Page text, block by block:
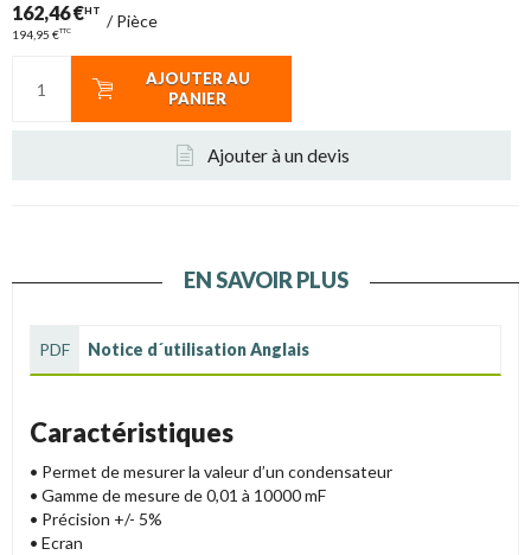
162,46 €HT
194,95 €TTC /Pièce
AJOUTER AU
PANIER
Ajouter à un devis
EN SAVOIR PLUS
PDF Notice d´utilisation Anglais
Caractéristiques
• Permet de mesurer la valeur d’un condensateur
• Gamme de mesure de 0,01 à 10000 mF
• Précision +/- 5%
• Ecran